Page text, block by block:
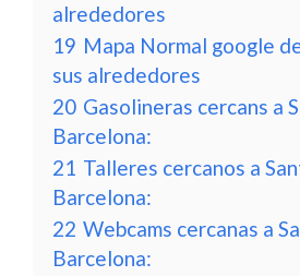
alrededores
19 Mapa Normal google
sus alrededores
20 Gasolineras cercans a
Barcelona:
21 Talleres cercanos a
Barcelona:
22 Webcams cercanas a
Barcelona: